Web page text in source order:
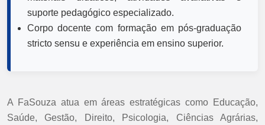
suporte pedagógico especializado.
Corpo docente com formação em pós-graduação
stricto sensu e experiência em ensino superior.
A FaSouza atua em áreas estratégicas como Educação,
Saúde, Gestão, Direito, Psicologia, Ciências Agrárias,